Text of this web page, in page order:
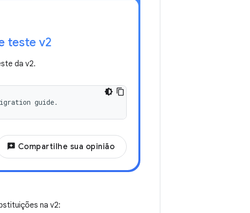
teste v2
da v2.
guide.
reviews Compartilhe sua opinião
na v2: